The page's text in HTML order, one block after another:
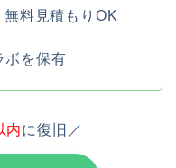
無料見積もりOK
ボを保有
内に復旧／